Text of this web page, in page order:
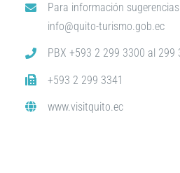
Para información
info@quito-turismo.gob.ec
PBX +593 2 299 3300 al 299
+593 2 299 3341
www.visitquito.ec